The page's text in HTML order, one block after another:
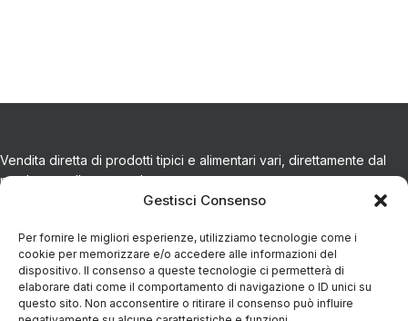
Gestisci Consenso
Per fornire le migliori esperienze, utilizziamo tecnologie come i
cookie per memorizzare e/o accedere alle informazioni del
dispositivo. Il consenso a queste tecnologie ci permetterà di
elaborare dati come il comportamento di navigazione o ID unici su
questo sito. Non acconsentire o ritirare il consenso può influire
Vendita diretta di prodotti tipici e alimentari vari, direttamente dal
produttore alla tua tavola.
CONTATTI
Via Eugenio Azimonti, 121 - 85050 Villa D'agri PZ